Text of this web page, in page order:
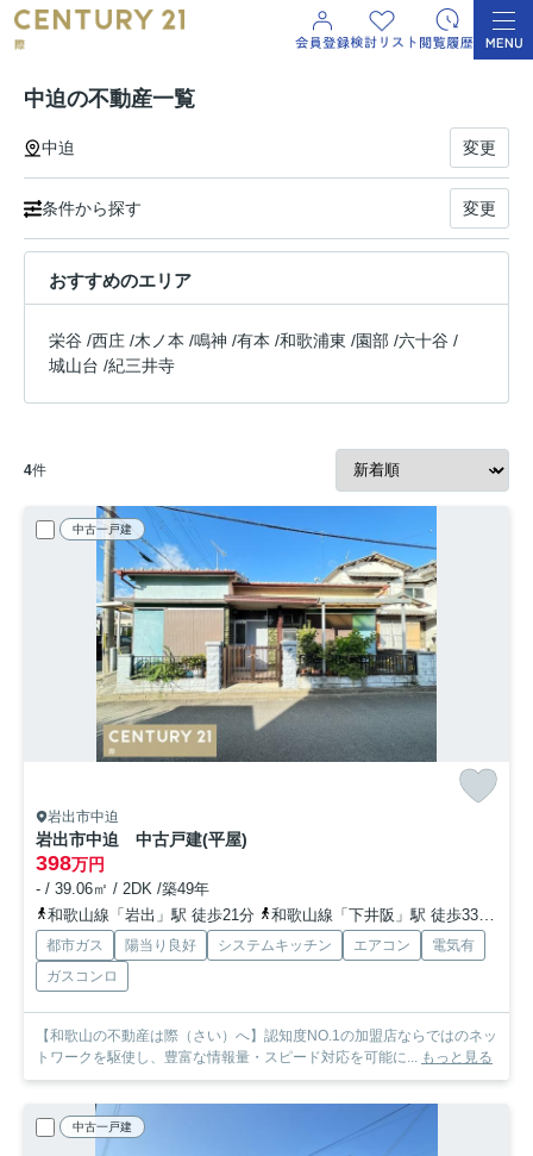
中迫の不動産一覧
中迫 変更
条件から探す 変更
おすすめのエリア
栄谷 /西庄 /木ノ本 /鳴神 /有本 /和歌浦東 /園部 /六十谷 /
城山台 /紀三井寺
4件
中古一戸建
岩出市中迫
岩出市中迫 中古戸建(平屋)
398万円
- / 39.06㎡ / 2DK /築49年
和歌山線「岩出」駅 徒歩21分
和歌山線「下井阪」駅 徒歩33分
都市ガス 陽当り良好 システムキッチン エアコン
電気有
ガスコンロ
【和歌山の不動産は際（さい）へ】認知度NO.1の加盟店ならではのネッ
トワークを駆使し、豊富な情報量・スピード対応を可能に... もっと見る
中古一戸建